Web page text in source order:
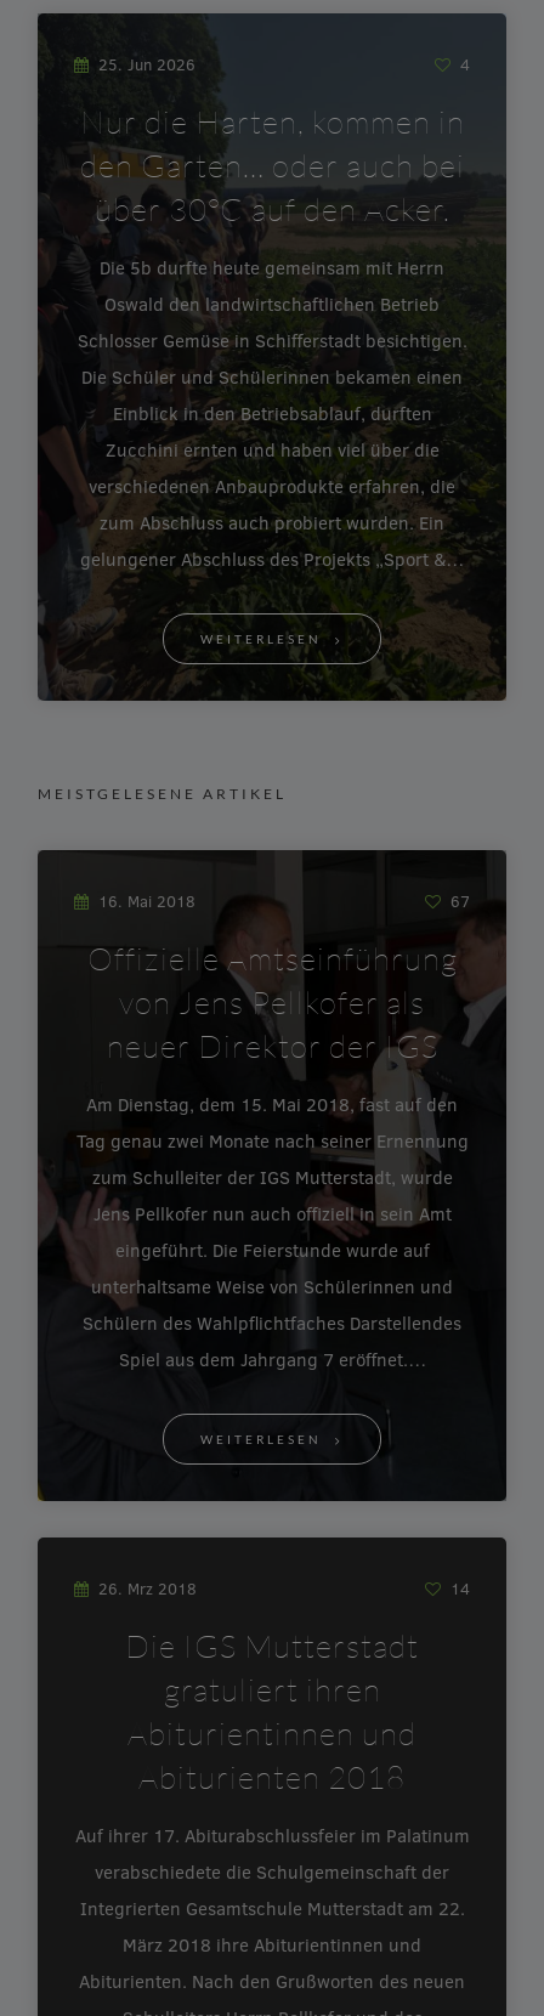
25. Jun 2026 4
Nur die Harten, kommen in
den Garten… oder auch bei
über 30°C auf den Acker.
Die 5b durfte heute gemeinsam mit Herrn
Oswald den landwirtschaftlichen Betrieb
Schlosser Gemüse in Schifferstadt besichtigen.
Die Schüler und Schülerinnen bekamen einen
Einblick in den Betriebsablauf, durften
Zucchini ernten und haben viel über die
verschiedenen Anbauprodukte erfahren, die
zum Abschluss auch probiert wurden. Ein
gelungener Abschluss des Projekts „Sport &…
WEITERLESEN
MEISTGELESENE ARTIKEL
16. Mai 2018 67
Offizielle Amtseinführung
von Jens Pellkofer als
neuer Direktor der IGS
Am Dienstag, dem 15. Mai 2018, fast auf den
Tag genau zwei Monate nach seiner Ernennung
zum Schulleiter der IGS Mutterstadt, wurde
Jens Pellkofer nun auch offiziell in sein Amt
eingeführt. Die Feierstunde wurde auf
unterhaltsame Weise von Schülerinnen und
Schülern des Wahlpflichtfaches Darstellendes
Spiel aus dem Jahrgang 7 eröffnet.…
WEITERLESEN
26. Mrz 2018 14
Die IGS Mutterstadt
gratuliert ihren
Abiturientinnen und
Abiturienten 2018
Auf ihrer 17. Abiturabschlussfeier im Palatinum
verabschiedete die Schulgemeinschaft der
Integrierten Gesamtschule Mutterstadt am 22.
März 2018 ihre Abiturientinnen und
Abiturienten. Nach den Grußworten des neuen